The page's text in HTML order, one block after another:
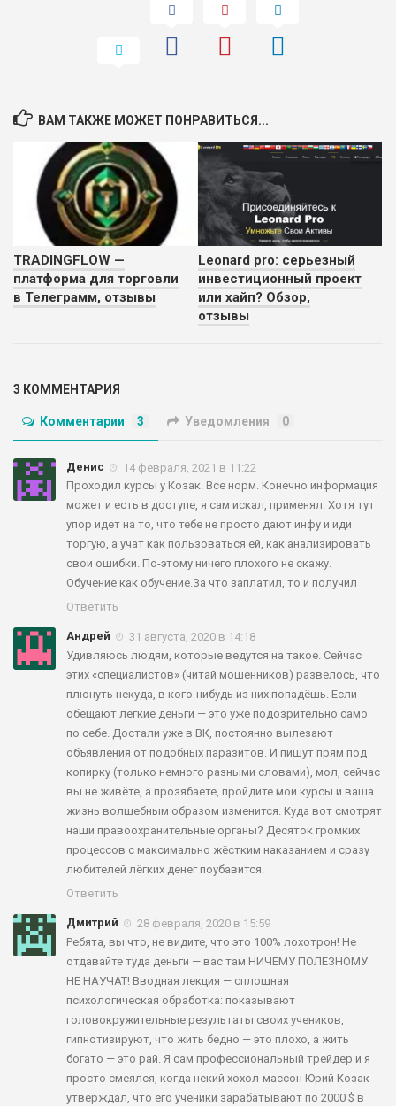
ВАМ ТАКЖЕ МОЖЕТ ПОНРАВИТЬСЯ...
TRADINGFLOW —
платформа для торговли
в Телеграмм, отзывы
Leonard pro: серьезный
инвестиционный проект
или хайп? Обзор,
отзывы
3 КОММЕНТАРИЯ
Комментарии 3 Уведомления 0
Денис
14 февраля, 2021 в 11:22
Проходил курсы у Козак. Все норм. Конечно информация
может и есть в доступе, я сам искал, применял. Хотя тут
упор идет на то, что тебе не просто дают инфу и иди
торгую, а учат как пользоваться ей, как анализировать
свои ошибки. По-этому ничего плохого не скажу.
Обучение как обучение.За что заплатил, то и получил
Ответить
Андрей
31 августа, 2020 в 14:18
Удивляюсь людям, которые ведутся на такое. Сейчас
этих «специалистов» (читай мошенников) развелось, что
плюнуть некуда, в кого-нибудь из них попадёшь. Если
обещают лёгкие деньги — это уже подозрительно само
по себе. Достали уже в ВК, постоянно вылезают
объявления от подобных паразитов. И пишут прям под
копирку (только немного разными словами), мол, сейчас
вы не живёте, а прозябаете, пройдите мои курсы и ваша
жизнь волшебным образом изменится. Куда вот смотрят
наши правоохранительные органы? Десяток громких
процессов с максимально жёстким наказанием и сразу
любителей лёгких денег поубавится.
Ответить
Дмитрий
28 февраля, 2020 в 15:59
Ребята, вы что, не видите, что это 100% лохотрон! Не
отдавайте туда деньги — вас там НИЧЕМУ ПОЛЕЗНОМУ
НЕ НАУЧАТ! Вводная лекция — сплошная
психологическая обработка: показывают
головокружительные результаты своих учеников,
гипнотизируют, что жить бедно — это плохо, а жить
богато — это рай. Я сам профессиональный трейдер и я
просто смеялся, когда некий хохол-массон Юрий Козак
утверждал, что его ученики зарабатывают по 2000 $ в